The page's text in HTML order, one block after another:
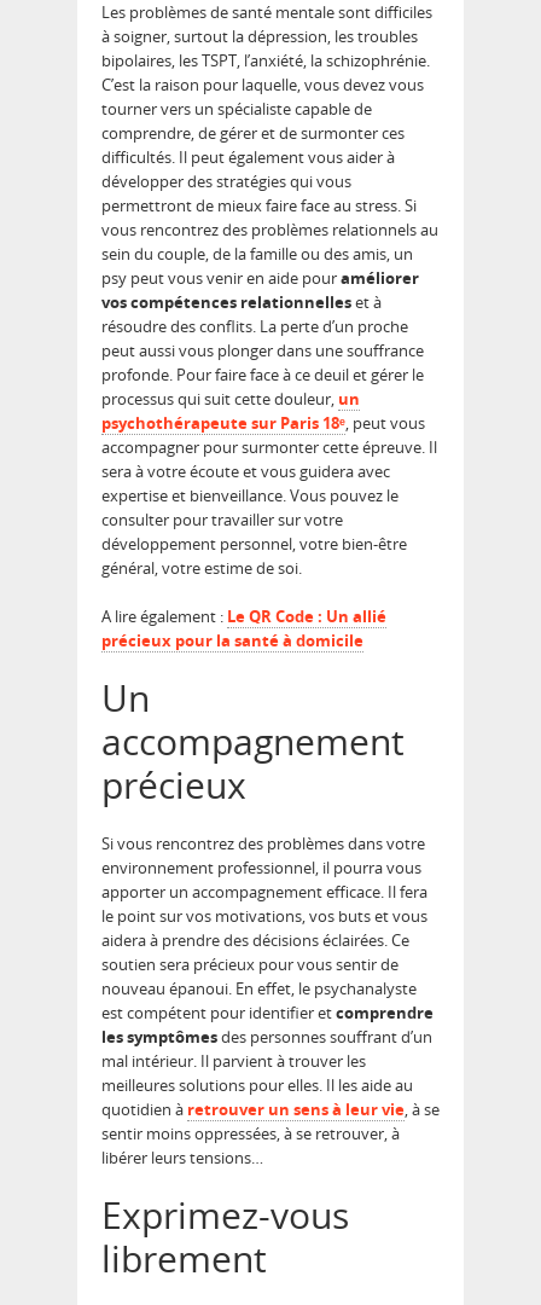
Les problèmes de santé mentale sont difficiles
à soigner, surtout la dépression, les troubles
bipolaires, les TSPT, l’anxiété, la schizophrénie.
C’est la raison pour laquelle, vous devez vous
tourner vers un spécialiste capable de
comprendre, de gérer et de surmonter ces
difficultés. Il peut également vous aider à
développer des stratégies qui vous
permettront de mieux faire face au stress. Si
vous rencontrez des problèmes relationnels au
sein du couple, de la famille ou des amis, un
psy peut vous venir en aide pouraméliorer
vos compétences relationnelleset à
résoudre des conflits. La perte d’un proche
peut aussi vous plonger dans une souffrance
profonde. Pour faire face à ce deuil et gérer le
processus qui suit cette douleur, un
psychothérapeute sur Paris 18ᵉ, peut vous
accompagner pour surmonter cette épreuve. Il
sera à votre écoute et vous guidera avec
expertise et bienveillance. Vous pouvez le
consulter pour travailler sur votre
développement personnel, votre bien-être
général, votre estime de soi.
A lire également : Le QR Code : Un allié
précieux pour la santé à domicile
Un
accompagnement
précieux
Si vous rencontrez des problèmes dans votre
environnement professionnel, il pourra vous
apporter un accompagnement efficace. Il fera
le point sur vos motivations, vos buts et vous
aidera à prendre des décisions éclairées. Ce
soutien sera précieux pour vous sentir de
nouveau épanoui. En effet, le psychanalyste
est compétent pour identifier etcomprendre
les symptômesdes personnes souffrant d’un
mal intérieur. Il parvient à trouver les
meilleures solutions pour elles. Il les aide au
quotidien à retrouver un sens à leur vie, à se
sentir moins oppressées, à se retrouver, à
libérer leurs tensions…
Exprimez-vous
librement